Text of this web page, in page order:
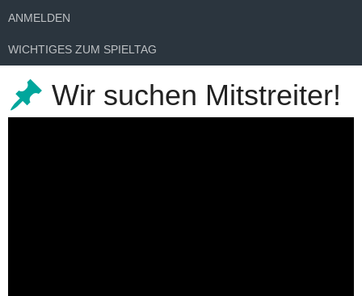
ANMELDEN
WICHTIGES ZUM SPIELTAG
Wir suchen Mitstreiter!